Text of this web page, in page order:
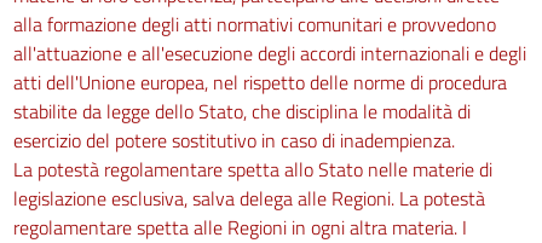
alla formazione degli atti normativi comunitari e provvedono
all'attuazione e all'esecuzione degli accordi internazionali e degli
atti dell'Unione europea, nel rispetto delle norme di procedura
stabilite da legge dello Stato, che disciplina le modalità di
esercizio del potere sostitutivo in caso di inadempienza.
La potestà regolamentare spetta allo Stato nelle materie di
legislazione esclusiva, salva delega alle Regioni. La potestà
regolamentare spetta alle Regioni in ogni altra materia. I